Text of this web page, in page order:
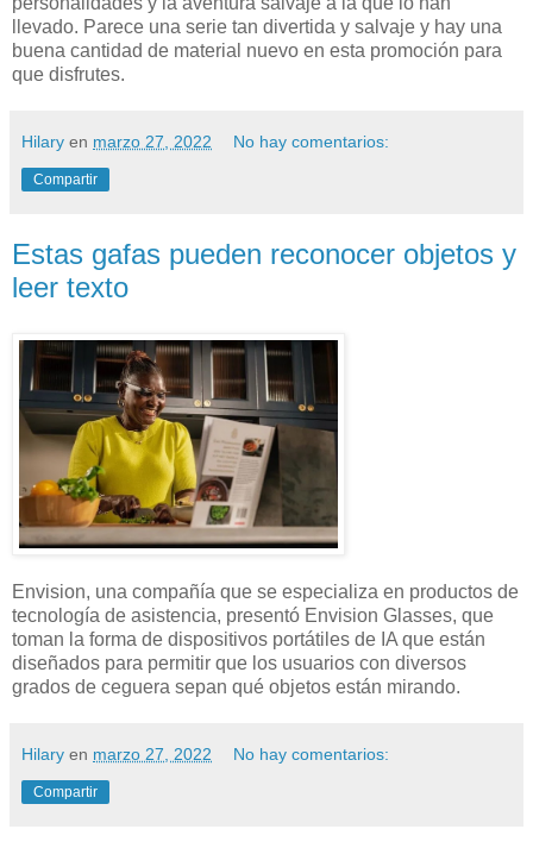
llevado. Parece una serie tan divertida y salvaje y hay una
buena cantidad de material nuevo en esta promoción para
que disfrutes.
Hilary en marzo 27, 2022 No hay comentarios:
Compartir
Estas gafas pueden reconocer objetos y
leer texto
Envision, una compañía que se especializa en productos de
tecnología de asistencia, presentó Envision Glasses, que
toman la forma de dispositivos portátiles de IA que están
diseñados para permitir que los usuarios con diversos
grados de ceguera sepan qué objetos están mirando.
Hilary en marzo 27, 2022 No hay comentarios:
Compartir